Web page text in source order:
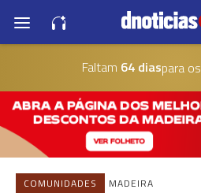
Faltam 64 diaspara os
COMUNIDADES MADEIRA